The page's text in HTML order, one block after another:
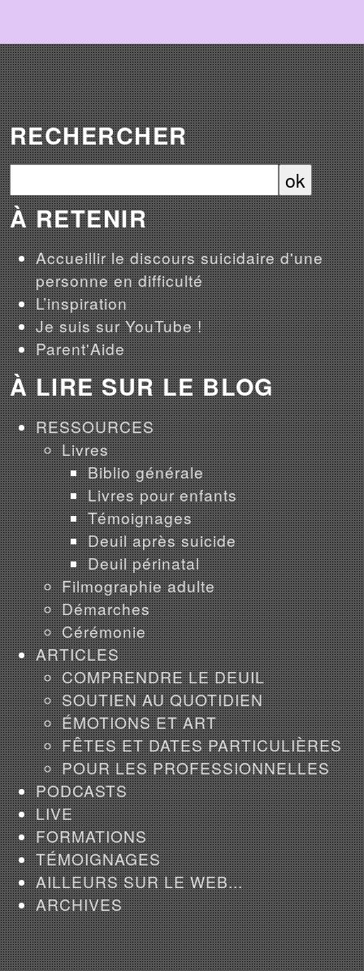
RECHERCHER
À RETENIR
Accueillir le discours suicidaire d'une
personne en difficulté
L’inspiration
Je suis sur YouTube !
Parent'Aide
À LIRE SUR LE BLOG
RESSOURCES
Livres
Biblio générale
Livres pour enfants
Témoignages
Deuil après suicide
Deuil périnatal
Filmographie adulte
Démarches
Cérémonie
ARTICLES
COMPRENDRE LE DEUIL
SOUTIEN AU QUOTIDIEN
ÉMOTIONS ET ART
FÊTES ET DATES PARTICULIÈRES
POUR LES PROFESSIONNELLES
PODCASTS
LIVE
FORMATIONS
TÉMOIGNAGES
AILLEURS SUR LE WEB...
ARCHIVES